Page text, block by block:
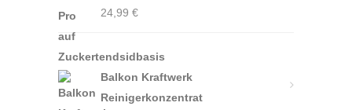
24,99 €
Balkon Kraftwerk
Reinigerkonzentrat